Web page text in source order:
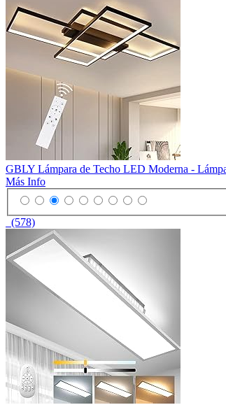
GBLY Lámpara de Techo LED Moderna -
Más Info
(578)